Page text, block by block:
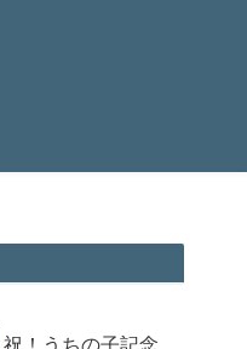
祝！うちの子記念